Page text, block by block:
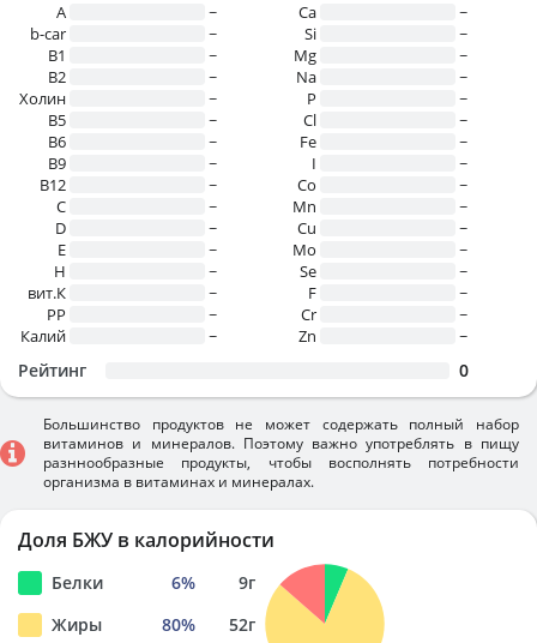
A
~
b-car
~
В1
~
B2
~
Холин
~
B5
~
B6
~
B9
~
B12
~
C
~
D
~
E
~
H
~
вит.К
~
PP
~
Калий
~
Ca
~
Si
~
Mg
~
Na
~
P
~
Cl
~
Fe
~
I
~
Co
~
Mn
~
Cu
~
Mo
~
Se
~
F
~
Cr
~
Zn
~
Рейтинг 0
Большинство продуктов не может содержать полный набор
витаминов и минералов. Поэтому важно употреблять в пищу
разннообразные продукты, чтобы восполнять потребности
организма в витаминах и минералах.
Доля БЖУ в калорийности
Белки 6% 9г
Жиры
80% 52г